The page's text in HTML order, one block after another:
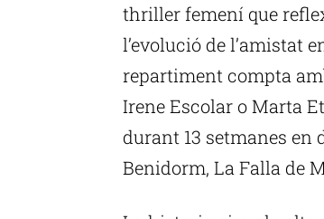
thriller femení que
l’evolució de l’amistat
repartiment compta
Irene Escolar o Marta
durant 13 setmanes en
Benidorm, La Falla de